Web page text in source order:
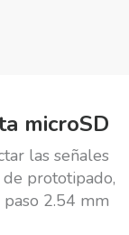
microSD
las señales
prototipado,
2.54 mm